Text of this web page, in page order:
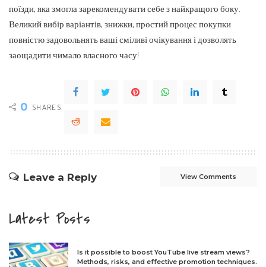
поїзди, яка змогла зарекомендувати себе з найкращого боку.
Великий вибір варіантів, знижки, простий процес покупки
повністю задовольнять ваші сміливі очікування і дозволять
заощадити чимало власного часу!
0 SHARES
Leave a Reply View Comments
Latest Posts
Is it possible to boost YouTube live stream views?
Methods, risks, and effective promotion techniques.